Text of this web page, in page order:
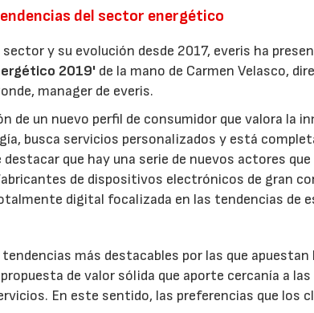
del sector energético
y su evolución desde 2017, everis ha
2019' de la mano de Carmen Velasco,
manager de everis.
de un nuevo perfil de consumidor que valora la
busca servicios personalizados y está
que hay una serie de nuevos actores que
de dispositivos electrónicos de gran
digital focalizada en las tendencias de
más destacables por las que apuestan
de valor sólida que aporte cercanía a
En este sentido, las preferencias que los